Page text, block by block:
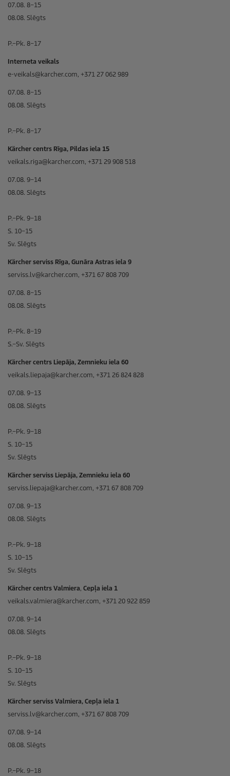
07.08. 8–15
08.08. Slēgts
P.–Pk. 8–17
Interneta veikals
e-veikals@karcher.com, +371 27 062 989
07.08. 8–15
08.08. Slēgts
P.–Pk. 8–17
Kärcher centrs Rīga, Pildas iela 15
veikals.riga@karcher.com, +371 29 908 518
07.08. 9–14
08.08. Slēgts
P.–Pk. 9–18
S. 10–15
Sv. Slēgts
Kärcher serviss Rīga, Gunāra Astras iela 9
serviss.lv@karcher.com, +371 67 808 709
07.08. 8–15
08.08. Slēgts
P.–Pk. 8–19
S.–Sv. Slēgts
Kärcher centrs Liepāja, Zemnieku iela 60
veikals.liepaja@karcher.com, +371 26 824 828
07.08. 9–13
08.08. Slēgts
P.–Pk. 9–18
S. 10–15
Sv. Slēgts
Kärcher serviss Liepāja, Zemnieku iela 60
serviss.liepaja@karcher.com, +371 67 808 709
07.08. 9–13
08.08. Slēgts
P.–Pk. 9–18
S. 10–15
Sv. Slēgts
Kärcher centrs Valmiera, Cepļa iela 1
veikals.valmiera@karcher.com, +371 20 922 859
07.08. 9–14
08.08. Slēgts
P.–Pk. 9–18
S. 10–15
Sv. Slēgts
Kärcher serviss Valmiera, Cepļa iela 1
serviss.lv@karcher.com, +371 67 808 709
07.08. 9–14
08.08. Slēgts
P.–Pk. 9–18